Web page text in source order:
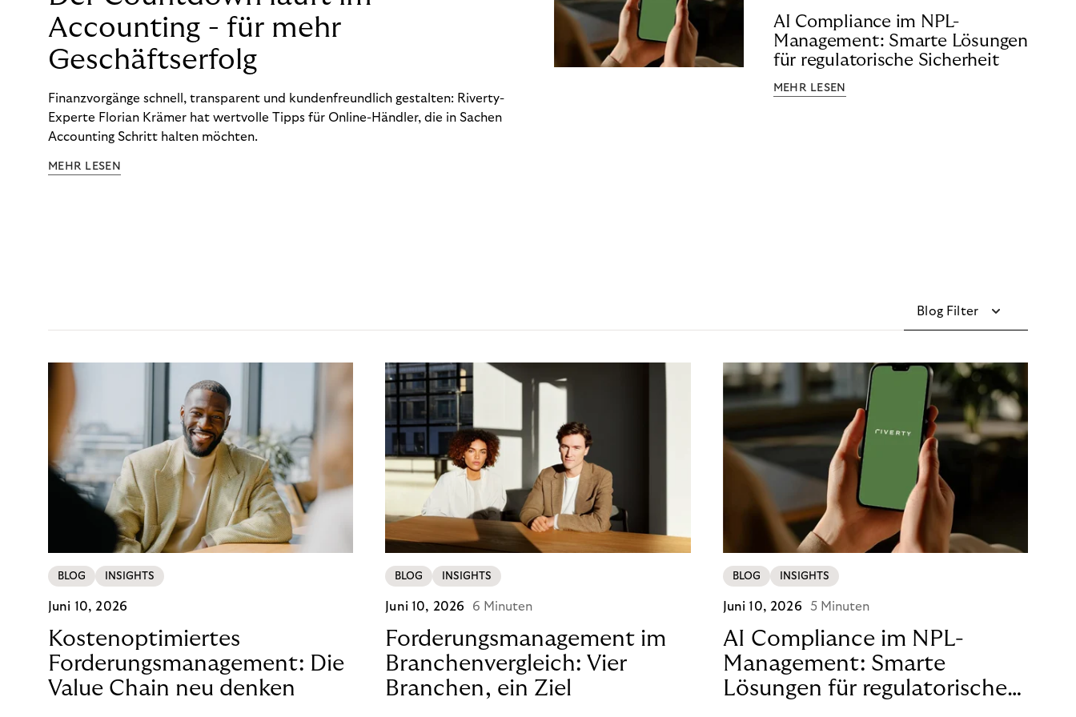
Accounting - für mehr
Geschäftserfolg
Finanzvorgänge schnell, transparent und kundenfreundlich gestalten: Riverty-
Experte Florian Krämer hat wertvolle Tipps für Online-Händler, die in Sachen
Accounting Schritt halten möchten.
MEHR LESEN
AI Compliance im NPL-
Management: Smarte Lösungen
für regulatorische Sicherheit
MEHR LESEN
Blog Filter
BLOG INSIGHTS
Juni 10, 2026
Kostenoptimiertes
Forderungsmanagement: Die
Value Chain neu denken
BLOG INSIGHTS
Juni 10, 2026 6 Minuten
Forderungsmanagement im
Branchenvergleich: Vier
Branchen, ein Ziel
BLOG INSIGHTS
Juni 10, 2026 5 Minuten
AI Compliance im NPL-
Management: Smarte
Lösungen für regulatorische